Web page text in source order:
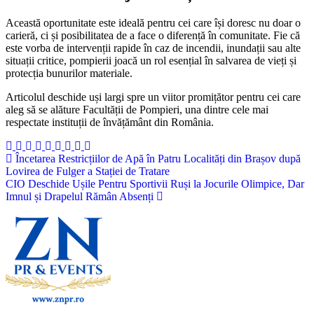
Această oportunitate este ideală pentru cei care își doresc nu doar o
carieră, ci și posibilitatea de a face o diferență în comunitate. Fie că
este vorba de intervenții rapide în caz de incendii, inundații sau alte
situații critice, pompierii joacă un rol esențial în salvarea de vieți și
protecția bunurilor materiale.
Articolul deschide uși largi spre un viitor promițător pentru cei care
aleg să se alăture Facultății de Pompieri, una dintre cele mai
respectate instituții de învățământ din România.
Navigare
în
articole
Încetarea Restricțiilor de Apă în Patru Localități din Brașov după
Lovirea de Fulger a Stației de Tratare
CIO Deschide Ușile Pentru Sportivii Ruși la Jocurile Olimpice, Dar
Imnul și Drapelul Rămân Absenți